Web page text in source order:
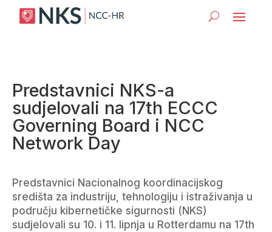
Predstavnici NKS-a
sudjelovali na 17th ECCC
Governing Board i NCC
Network Day
Predstavnici Nacionalnog koordinacijskog
središta za industriju, tehnologiju i istraživanja u
području kibernetičke sigurnosti (NKS)
sudjelovali su 10. i 11. lipnja u Rotterdamu na 17th